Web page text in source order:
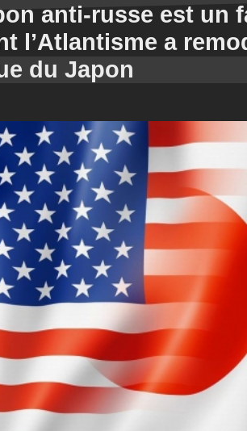
anti-russe est un
l’Atlantisme a
du Japon